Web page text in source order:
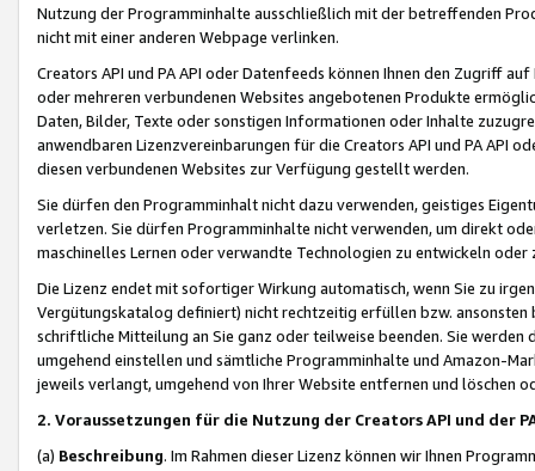
Nutzung der Programminhalte ausschließlich mit der betreffenden
nicht mit einer anderen Webpage verlinken.
Creators API und PA API oder Datenfeeds können Ihnen den Zugriff
oder mehreren verbundenen Websites angebotenen Produkte
Daten, Bilder, Texte oder sonstigen Informationen oder Inhalte
anwendbaren Lizenzvereinbarungen für die Creators API und PA API
diesen verbundenen Websites zur Verfügung gestellt werden.
Sie dürfen den Programminhalt nicht dazu verwenden, geistiges
verletzen. Sie dürfen Programminhalte nicht verwenden, um direkt
maschinelles Lernen oder verwandte Technologien zu entwickeln
Die Lizenz endet mit sofortiger Wirkung automatisch, wenn Sie zu
Vergütungskatalog definiert) nicht rechtzeitig erfüllen bzw. ansonsten
schriftliche Mitteilung an Sie ganz oder teilweise beenden. Sie werden
umgehend einstellen und sämtliche Programminhalte und Amazon-
jeweils verlangt, umgehend von Ihrer Website entfernen und löschen
2. Voraussetzungen für die Nutzung der Creators API und der
(a) Beschreibung. Im Rahmen dieser Lizenz können wir Ihnen